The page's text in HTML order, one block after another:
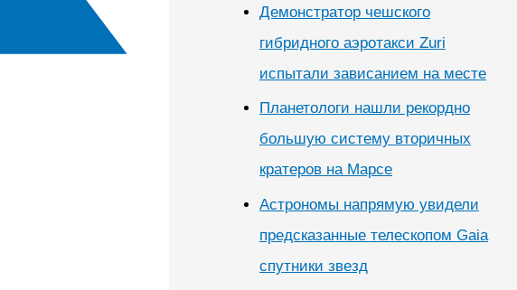
Демонстратор чешского
гибридного аэротакси Zuri
испытали зависанием на месте
Планетологи нашли рекордно
большую систему вторичных
кратеров на Марсе
Астрономы напрямую увидели
предсказанные телескопом Gaia
спутники звезд